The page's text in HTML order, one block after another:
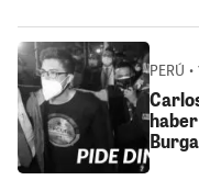
PERÚ
Burga